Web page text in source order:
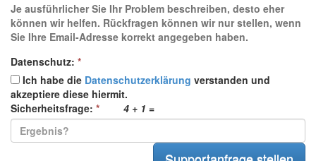
Je ausführlicher Sie Ihr Problem beschreiben, desto eher
können wir helfen. Rückfragen können wir nur stellen, wenn
Sie Ihre Email-Adresse korrekt angegeben haben.
Datenschutz: *
Ich habe die Datenschutzerklärung verstanden und
akzeptiere diese hiermit.
Sicherheitsfrage: * 4 + 1 =